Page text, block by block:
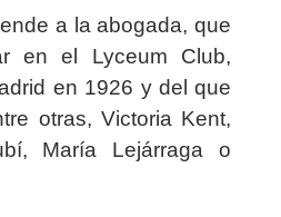
a la abogada, que
en el Lyceum Club,
en 1926 y del que
otras, Victoria Kent,
María Lejárraga o